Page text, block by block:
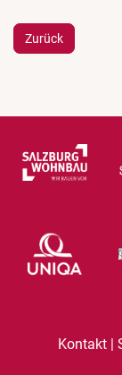
Zurück
Kontakt |